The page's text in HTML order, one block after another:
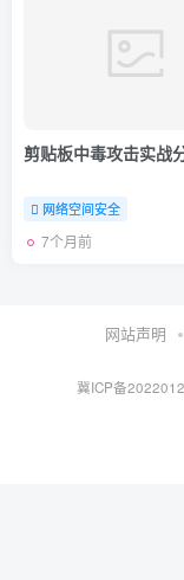
剪贴板中毒攻击实战
网络空间安全
7个月前
网站声明
冀ICP备